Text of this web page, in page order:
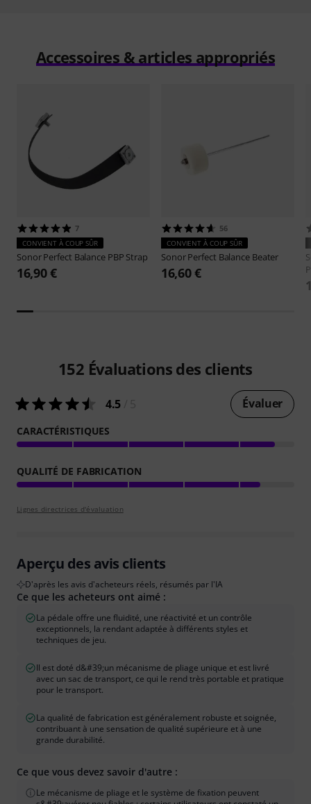
Accessoires & articles appropriés
7
CONVIENT À COUP SÛR
SonorPerfect Balance PBP Strap
16,90 €
56
CONVIENT À COUP SÛR
SonorPerfect Balance Beater
16,60 €
152 Évaluations des clients
4.5 Évaluer
CARACTÉRISTIQUES
QUALITÉ DE FABRICATION
Lignes directrices d'évaluation
Aperçu des avis clients
D'après les avis d'acheteurs réels, résumés par l'IA
Ce que les acheteurs ont aimé :
La pédale offre une fluidité, une réactivité et un contrôle
exceptionnels, la rendant adaptée à différents styles et
techniques de jeu.
Il est doté d&#39;un mécanisme de pliage unique et est livré
avec un sac de transport, ce qui le rend très portable et pratique
pour le transport.
La qualité de fabrication est généralement robuste et soignée,
contribuant à une sensation de qualité supérieure et à une
grande durabilité.
Ce que vous devez savoir d'autre :
Le mécanisme de pliage et le système de fixation peuvent